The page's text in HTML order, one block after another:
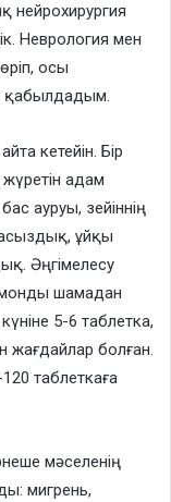
нейрохирургия
Неврология мен
осы
қабылдадым.
кетейін. Бір
адам
ауруы, зейіннің
ұйқы
Әңгімелесу
шамадан
5-6 таблетка,
жағдайлар болған.
таблеткаға
мәселенің
мигрень,